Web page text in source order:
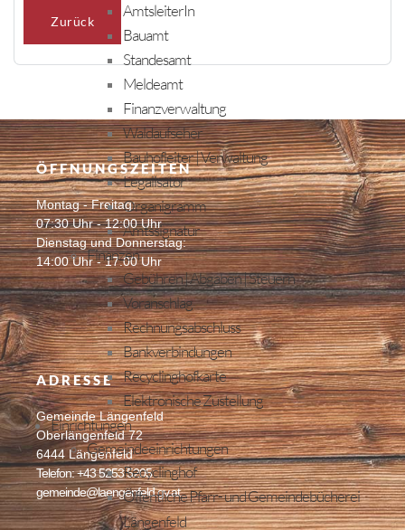
AmtsleiterIn
Bauamt
Standesamt
Meldeamt
Finanzverwaltung
Waldaufseher
Bauhofleiter | Verwaltung
Legalisator
Organigramm
Amtssignatur
Finanzen
Gebühren | Abgaben | Steuern
Voranschlag
Rechnungsabschluss
Bankverbindungen
Recyclinghofkarte
Elektronische Zustellung
Einrichtungen
Gemeindeeinrichtungen
Recyclinghof
Öffentliche Pfarr- und Gemeindebücherei
Längenfeld
Zurück
ÖFFNUNGSZEITEN
Montag - Freitag:
07:30 Uhr - 12:00 Uhr
Dienstag und Donnerstag:
14:00 Uhr - 17:00 Uhr
ADRESSE
Gemeinde Längenfeld
Oberlängenfeld 72
6444 Längenfeld
Telefon: +43 5253 5205
gemeinde@laengenfeld.gv.at